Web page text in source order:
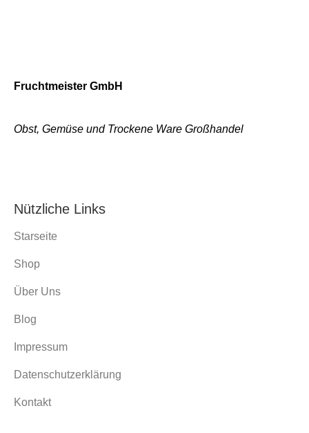
Fruchtmeister GmbH
Obst, Gemüse und Trockene Ware Großhandel
Nützliche Links
Starseite
Shop
Über Uns
Blog
Impressum
Datenschutzerklärung
Kontakt